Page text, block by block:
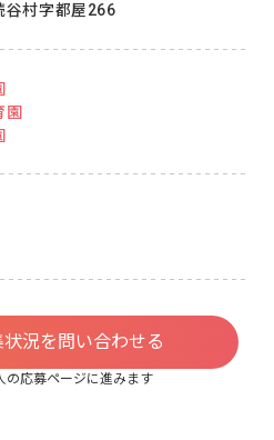
谷村字都屋266
園
状況を問い合わせる
の応募ページに進みます